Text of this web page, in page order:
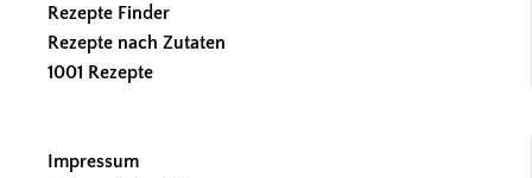
Rezepte Finder
Rezepte nach Zutaten
1001 Rezepte
Impressum